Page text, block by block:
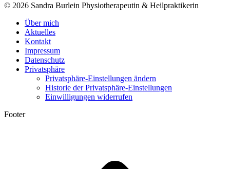
© 2026 Sandra Burlein Physiotherapeutin & Heilpraktikerin
Über mich
Aktuelles
Kontakt
Impressum
Datenschutz
Privatsphäre
Privatsphäre-Einstellungen ändern
Historie der Privatsphäre-Einstellungen
Einwilligungen widerrufen
Footer